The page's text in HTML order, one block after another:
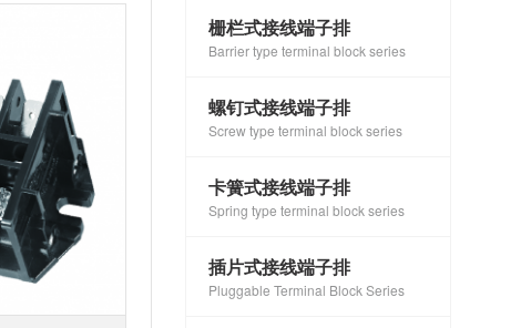
栅栏式接线端子排
Barrier type terminal block series
螺钉式接线端子排
Screw type terminal block series
卡簧式接线端子排
Spring type terminal block series
插片式接线端子排
Pluggable Terminal Block Series